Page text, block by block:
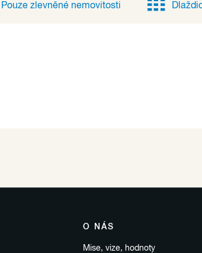
Pouze zlevněné nemovitosti
O NÁS
Mise, vize, hodnoty